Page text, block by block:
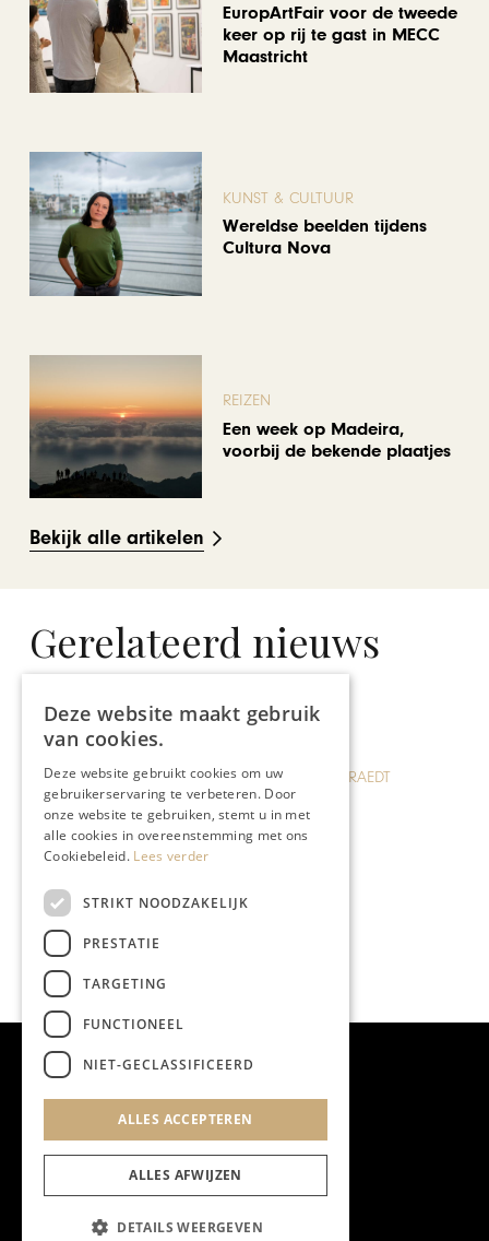
EuropArtFair voor de tweede
keer op rij te gast in MECC
Maastricht
KUNST & CULTUUR
Wereldse beelden tijdens
Cultura Nova
REIZEN
Een week op Madeira,
voorbij de bekende plaatjes
Bekijk alle artikelen
Gerelateerd nieuws
BLOG JO CORTENRAEDT
Doodgewoon
Deze website maakt gebruik
van cookies.
Deze website gebruikt cookies om uw
gebruikerservaring te verbeteren. Door
onze website te gebruiken, stemt u in met
alle cookies in overeenstemming met ons
Cookiebeleid. Lees verder
STRIKT NOODZAKELIJK
PRESTATIE
TARGETING
FUNCTIONEEL
NIET-GECLASSIFICEERD
ALLES ACCEPTEREN
ALLES AFWIJZEN
DETAILS WEERGEVEN